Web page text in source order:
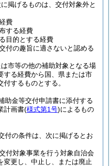
掲げるものは、交付対象外と
費
する経費
目的とする経費
付の趣旨に適さないと認める
市等の他の補助対象となる場
する経費から国、県または市
するものとする。
助金等交付申請書に添付する
計画書(様式第1号)によるもの
付の条件は、次に掲げるとお
付対象事業を行う対象自治会
変更し、中止し、または廃止